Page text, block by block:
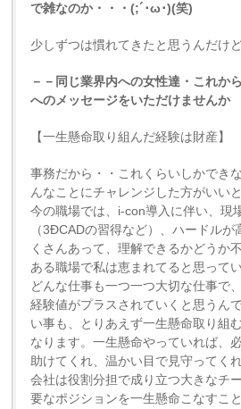
で雑なのか・・・(;´･ω･)(笑)
少しずつは慣れてきたと思うんだけ
－－同じ業界内への女性達・これか
へのメッセージをいただけませんか
【一生懸命取り組んだ経験は財産】
事務だから・・これくらいしかでき
んなことにチャレンジした方がいいと
今の職場では、i-con導入に伴い、現
（3ÐCADの習得など）、ハードルが
くさんあって、理解できるかどうか
ある職場で私は恵まれてると思ってい
どんな仕事も一つ一つ大切な仕事で
経験値がプラスされていくと思うん
い事も、とりあえず一生懸命取り組
なります。一生懸命やっていれば、
助けてくれ、温かい目で見守ってくれ
会社は役割分担で成り立つ大きなチ
要なポジションを一生懸命こなすこ